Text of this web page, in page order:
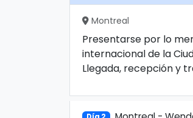
Montreal
Presentarse por lo
internacional de la
Llegada, recepción y